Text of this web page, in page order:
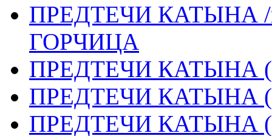
ПРЕДТЕЧИ КАТЫНА /
ГОРЧИЦА
ПРЕДТЕЧИ КАТЫНА
ПРЕДТЕЧИ КАТЫНА
ПРЕДТЕЧИ КАТЫНА